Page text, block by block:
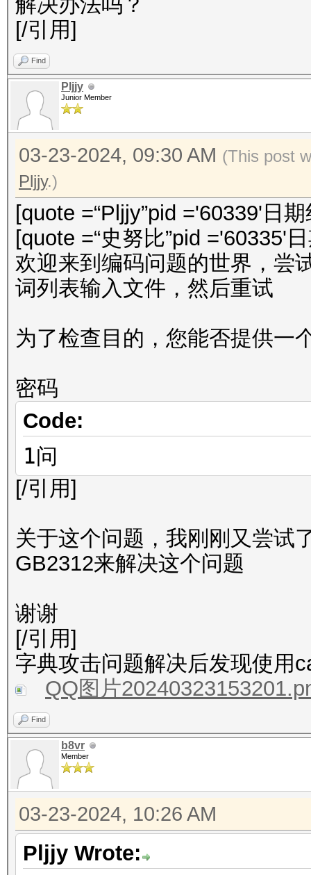
[/引用]
Find
Pljjy
Junior Member
03-23-2024, 09:30 AM (This post
Pljjy.)
[quote =“Pljjy”pid ='60339'日
[quote =“史努比”pid ='60335'
欢迎来到编码问题的世界，尝
词列表输入文件，然后重试
为了检查目的，您能否提供一
密码
Code:
1问
[/引用]
关于这个问题，我刚刚又尝试
GB2312来解决这个问题
谢谢
[/引用]
字典攻击问题解决后发现使用
QQ图片
Find
b8vr
Member
03-23-2024, 10:26 AM
Pljjy Wrote: